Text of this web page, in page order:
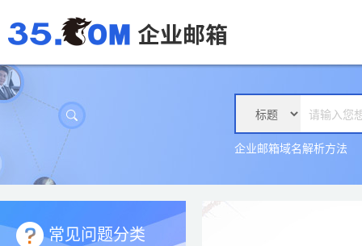
企业邮箱域名解析方法
常见问题分类